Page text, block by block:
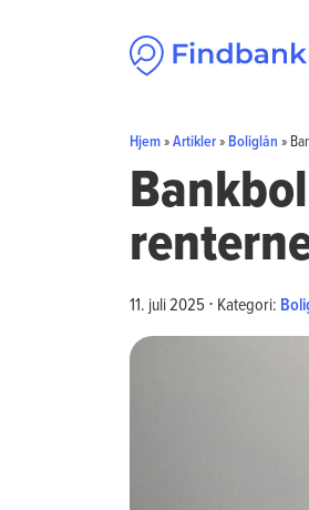
Hjem»Artikler» Boliglån »
11. juli 2025 ⋅ Kategori: